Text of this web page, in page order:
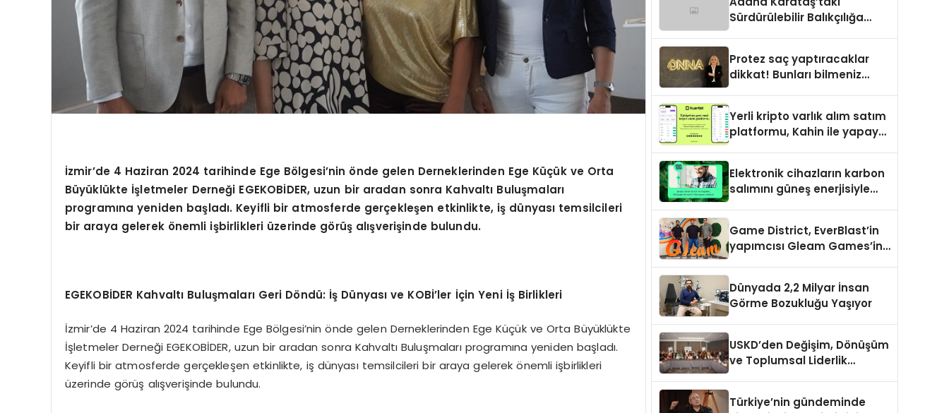
İzmir’de 4 Haziran 2024 tarihinde Ege Bölgesi’nin önde gelen Derneklerinden Ege Küçük ve Orta
Büyüklükte İşletmeler Derneği EGEKOBİDER, uzun bir aradan sonra Kahvaltı Buluşmaları
programına yeniden başladı. Keyifli bir atmosferde gerçekleşen etkinlikte, iş dünyası temsilcileri
bir araya gelerek önemli işbirlikleri üzerinde görüş alışverişinde bulundu.
EGEKOBİDER Kahvaltı Buluşmaları Geri Döndü: İş Dünyası ve KOBİ’ler İçin Yeni İş Birlikleri
İzmir’de 4 Haziran 2024 tarihinde Ege Bölgesi’nin önde gelen Derneklerinden Ege Küçük ve Orta Büyüklükte
İşletmeler Derneği EGEKOBİDER, uzun bir aradan sonra Kahvaltı Buluşmaları programına yeniden başladı.
Keyifli bir atmosferde gerçekleşen etkinlikte, iş dünyası temsilcileri bir araya gelerek önemli işbirlikleri
üzerinde görüş alışverişinde bulundu.
Sürdürülebilir Balıkçılığa
Protez saç yaptıracaklar
dikkat! Bunları bilmeniz
Yerli kripto varlık alım satım
platformu, Kahin ile yapay
Elektronik cihazların karbon
salımını güneş enerjisiyle
Game District, EverBlast’in
yapımcısı Gleam Games’in
Dünyada 2,2 Milyar İnsan
Görme Bozukluğu Yaşıyor
USKD’den Değişim, Dönüşüm
ve Toplumsal Liderlik
Türkiye’nin gündeminde